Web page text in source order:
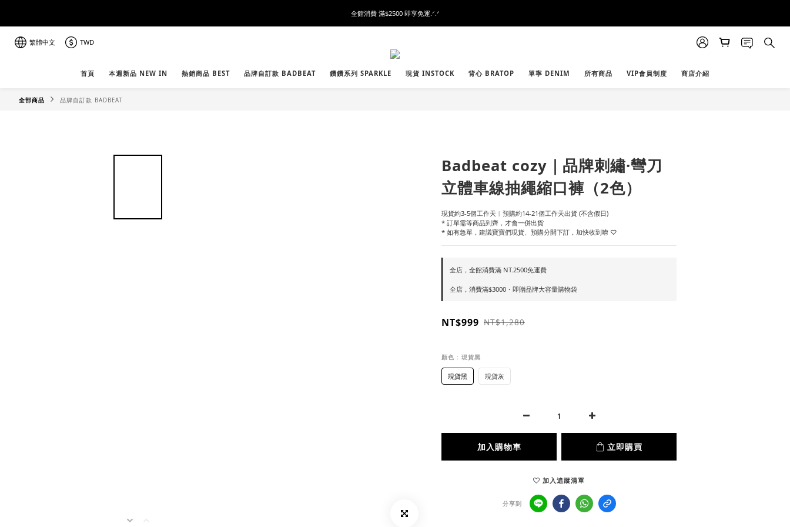
全館消費 滿$2500 即享免運.ᐟ.ᐟ
繁體中文 TWD
首頁 本週新品 NEW IN 熱銷商品 BEST 品牌自訂款 BADBEAT 鑽鑽系列 SPARKLE 現貨 INSTOCK 背心 BRATOP 單寧 DENIM 所有商品 VIP會員制度 商店介紹
全部商品 品牌自訂款 BADBEAT
Badbeat cozy｜品牌刺繡·彎刀
立體車線抽繩縮口褲（2色）
現貨約3-5個工作天︱預購約14-21個工作天出貨 (不含假日)
* 訂單需等商品到齊，才會一併出貨
* 如有急單，建議寶寶們現貨、預購分開下訂，加快收到唷 ♡
全店，全館消費滿 NT.2500免運費
全店，消費滿$3000・即贈品牌大容量購物袋
NT$999 NT$1,280
顏色 : 現貨黑
現貨黑 現貨灰
加入購物車 立即購買
加入追蹤清單
分享到